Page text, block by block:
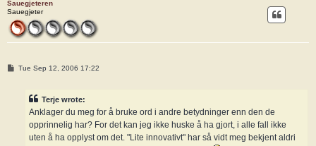
Sauegjeteren
Sauegjeter
PTue Sep 12, 2006 17:22
Terje wrote:
Anklager du meg for å bruke ord i andre betydninger enn den de
opprinnelig har? For det kan jeg ikke huske å ha gjort, i alle fall ikke
uten å ha opplyst om det. "Lite innovativt" har så vidt meg bekjent aldri